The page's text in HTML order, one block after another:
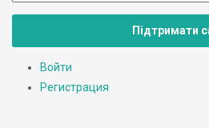
Підтримати
Войти
Регистрация